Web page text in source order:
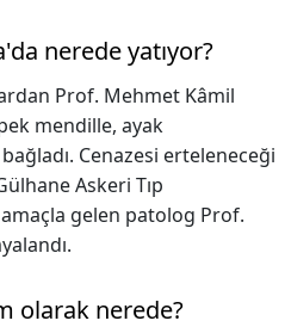
nerede yatıyor?
Prof. Mehmet Kâmil
mendille, ayak
Cenazesi erteleneceği
Askeri Tıp
gelen patolog Prof.
olarak nerede?